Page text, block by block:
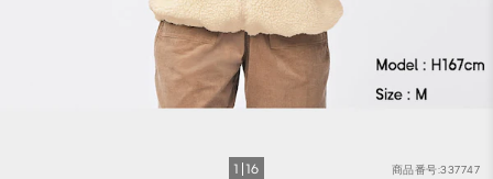
商品番号:337747
1 16